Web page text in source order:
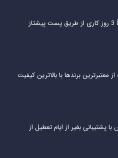
سفارش مشتریان عرض نهایتاً 3 روز کاری از طریق پست پیشتاز
برندها با بالاترین کیفیت
پشتیبانی بغیر از ایام تعطیل از